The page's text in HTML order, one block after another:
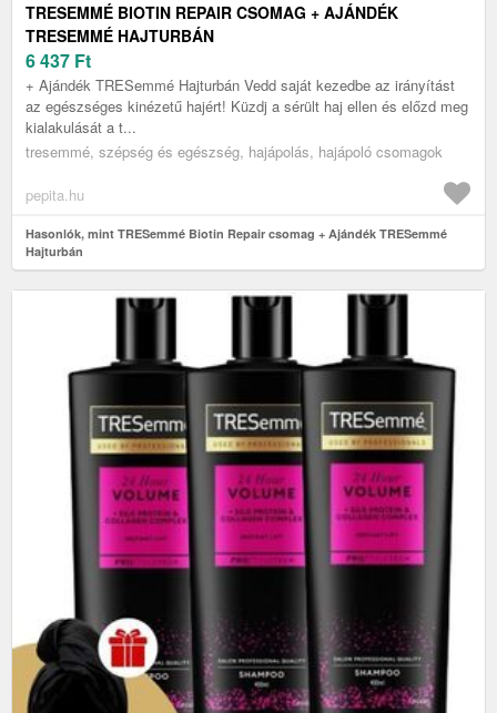
TRESEMMÉ BIOTIN REPAIR CSOMAG + AJÁNDÉK
TRESEMMÉ HAJTURBÁN
6 437 Ft
+ Ajándék TRESemmé Hajturbán Vedd saját kezedbe az irányítást
az egészséges kinézetű hajért! Küzdj a sérült haj ellen és előzd meg
kialakulását a t...
tresemmé, szépség és egészség, hajápolás, hajápoló csomagok
pepita.hu
Hasonlók, mint TRESemmé Biotin Repair csomag + Ajándék TRESemmé
Hajturbán